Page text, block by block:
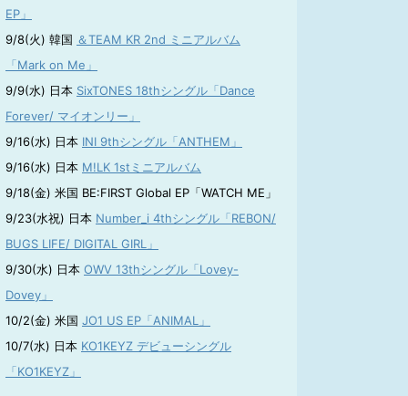
EP」
9/8(火) 韓国 ＆TEAM KR 2nd ミニアルバム
「Mark on Me」
9/9(水) 日本 SixTONES 18thシングル「Dance
Forever/ マイオンリー」
9/16(水) 日本 INI 9thシングル「ANTHEM」
9/16(水) 日本 M!LK 1stミニアルバム
9/18(金) 米国 BE:FIRST Global EP「WATCH ME」
9/23(水祝) 日本 Number_i 4thシングル「REBON/
BUGS LIFE/ DIGITAL GIRL」
9/30(水) 日本 OWV 13thシングル「Lovey-
Dovey」
10/2(金) 米国 JO1 US EP「ANIMAL」
10/7(水) 日本 KO1KEYZ デビューシングル
「KO1KEYZ」